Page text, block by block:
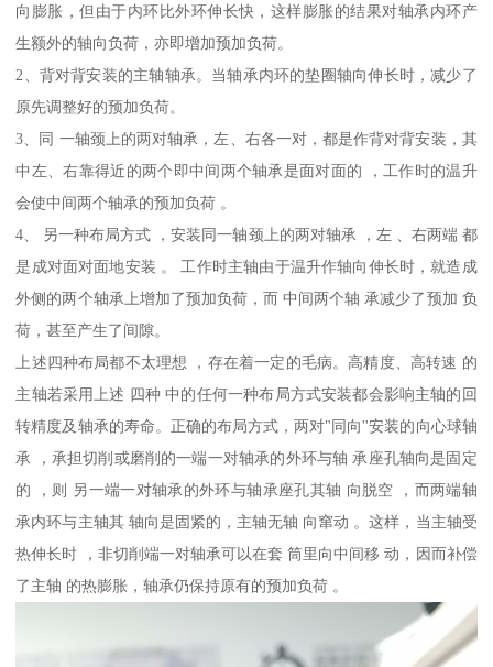
向膨胀，但由于内环比外环伸长快，这样膨胀的结果对轴承内环产
生额外的轴向负荷，亦即增加预加负荷。
2、背对背安装的主轴轴承。当轴承内环的垫圈轴向伸长时，减少了
原先调整好的预加负荷。
3、同 一轴颈上的两对轴承，左、右各一对，都是作背对背安装，其
中左、右靠得近的两个即中间两个轴承是面对面的 ，工作时的温升
会使中间两个轴承的预加负荷 。
4、 另一种布局方式 ，安装同一轴颈上的两对轴承 ，左 、右两端 都
是成对面对面地安装 。 工作时主轴由于温升作轴向伸长时，就造成
外侧的两个轴承上增加了预加负荷，而 中间两个轴 承减少了预加 负
荷，甚至产生了间隙。
上述四种布局都不太理想 ，存在着一定的毛病。高精度、高转速 的
主轴若采用上述 四种 中的任何一种布局方式安装都会影响主轴的回
转精度及轴承的寿命。正确的布局方式，两对"同向''安装的向心球轴
承 ，承担切削或磨削的一端一对轴承的外环与轴 承座孔轴向是固定
的 ，则 另一端一对轴承的外环与轴承座孔其轴 向脱空 ，而两端轴
承内环与主轴其 轴向是固紧的，主轴无轴 向窜动 。这样，当主轴受
热伸长时 ，非切削端一对轴承可以在套 筒里向中间移 动，因而补偿
了主轴 的热膨胀，轴承仍保持原有的预加负荷 。